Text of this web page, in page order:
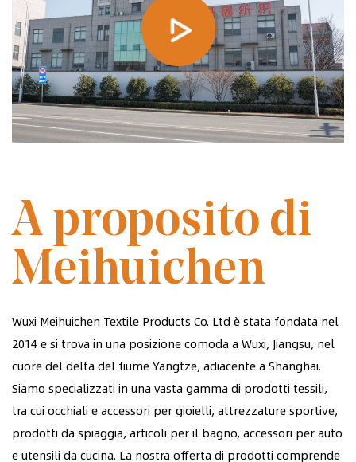
A proposito di
Meihuichen
Wuxi Meihuichen Textile Products Co. Ltd è stata fondata nel
2014 e si trova in una posizione comoda a Wuxi, Jiangsu, nel
cuore del delta del fiume Yangtze, adiacente a Shanghai.
Siamo specializzati in una vasta gamma di prodotti tessili,
tra cui occhiali e accessori per gioielli, attrezzature sportive,
prodotti da spiaggia, articoli per il bagno, accessori per auto
e utensili da cucina. La nostra offerta di prodotti comprende